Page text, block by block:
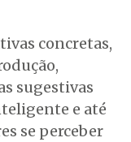
concretas,
sugestivas
e até
se perceber